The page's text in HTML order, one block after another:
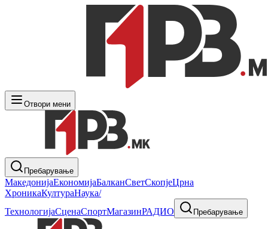
Отвори мени
Пребарување
МакедонијаЕкономијаБалканСветСкопјеЦрна
ХроникаКултураНаука/
ТехнологијаСценаСпортМагазинРАДИО Пребарување